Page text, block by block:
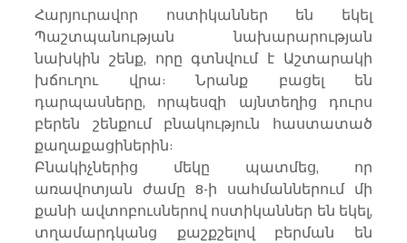
Հարյուրավոր ոստիկաններ են եկել
Պաշտպանության նախարարության
նախկին շենք, որը գտնվում է Աշտարակի
խճուղու վրա: Նրանք բացել են
դարպասները, որպեսզի այնտեղից դուրս
բերեն շենքում բնակություն հաստատած
քաղաքացիներին:
Բնակիչներից մեկը պատմեց, որ
առավոտյան ժամը 8-ի սահմաններում մի
քանի ավտոբուսներով ոստիկաններ են եկել,
տղամարդկանց քաշքշելով բերման են